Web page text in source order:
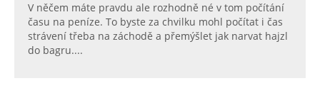
V něčem máte pravdu ale rozhodně né v tom počítání
času na peníze. To byste za chvilku mohl počítat i čas
strávení třeba na záchodě a přemýšlet jak narvat hajzl
do bagru....